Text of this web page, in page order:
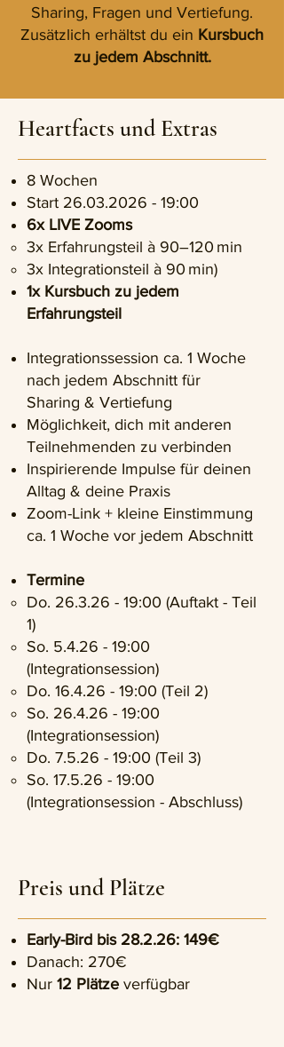
Sharing, Fragen und Vertiefung.
Zusätzlich erhältst du ein Kursbuch
zu jedem Abschnitt.
Heartfacts und Extras
8 Wochen
Start 26.03.2026 - 19:00
6x LIVE Zooms
3x Erfahrungsteil à 90–120 min
3x Integrationsteil à 90 min)
1x Kursbuch zu jedem
Erfahrungsteil
Integrationssession ca. 1 Woche
nach jedem Abschnitt für
Sharing & Vertiefung
Möglichkeit, dich mit anderen
Teilnehmenden zu verbinden
Inspirierende Impulse für deinen
Alltag & deine Praxis
Zoom-Link + kleine Einstimmung
ca. 1 Woche vor jedem Abschnitt
Termine
Do. 26.3.26 - 19:00 (Auftakt - Teil
1)
So. 5.4.26 - 19:00
(Integrationsession)
Do. 16.4.26 - 19:00 (Teil 2)
So. 26.4.26 - 19:00
(Integrationsession)
Do. 7.5.26 - 19:00 (Teil 3)
So. 17.5.26 - 19:00
(Integrationsession - Abschluss)
Preis und Plätze
Early-Bird bis 28.2.26: 149€
Danach: 270€
Nur 12 Plätze verfügbar